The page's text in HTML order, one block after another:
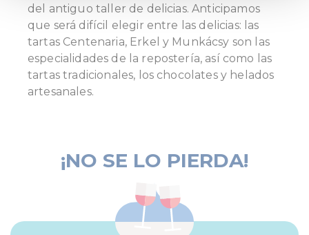
We use cookies to personalise content and ads, to
provide social media features and to analyse our traffic.
We also share information about your use of our site with
our social media, advertising and analytics partners who
may combine it with other information that you’ve
del antiguo taller de delicias. Anticipamos
que será difícil elegir entre las delicias: las
tartas Centenaria, Erkel y Munkácsy son las
especialidades de la repostería, así como las
tartas tradicionales, los chocolates y helados
artesanales.
¡NO SE LO PIERDA!